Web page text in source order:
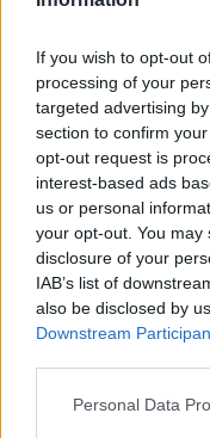
If you wish to opt-out
processing of your
targeted advertising
section to confirm
opt-out request is
interest-based ads
us or personal
your opt-out. You
disclosure of your
IAB’s list of
also be disclosed by
Downstream
Personal Data
ΕΙΔΗΣΕΙΣ
Φαρμακεία
3 Αυγούστου, 2026
Περισσότερα